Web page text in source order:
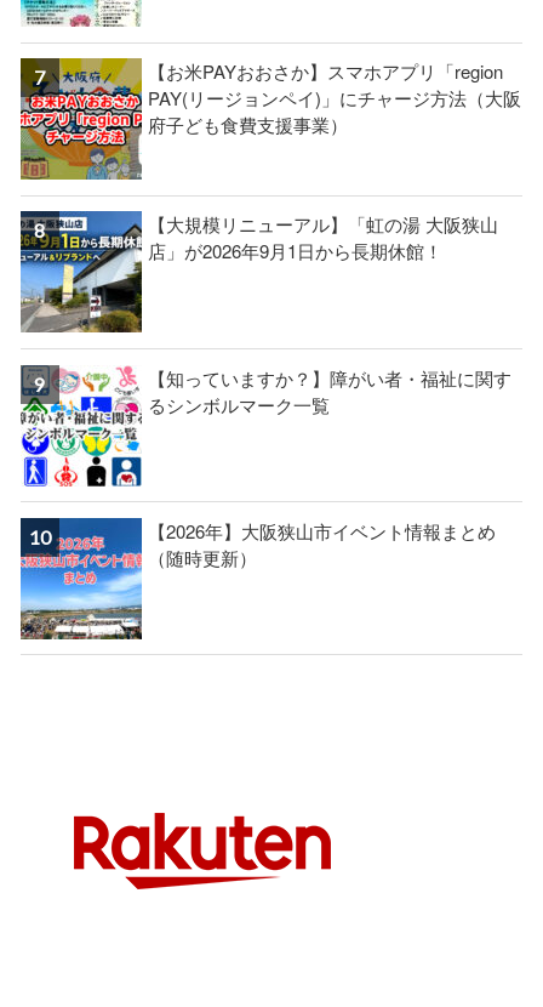
【お米PAYおおさか】スマホアプリ「region
PAY(リージョンペイ)」にチャージ方法（大阪
府子ども食費支援事業）
【大規模リニューアル】「虹の湯 大阪狭山
店」が2026年9月1日から長期休館！
【知っていますか？】障がい者・福祉に関す
るシンボルマーク一覧
【2026年】大阪狭山市イベント情報まとめ
（随時更新）